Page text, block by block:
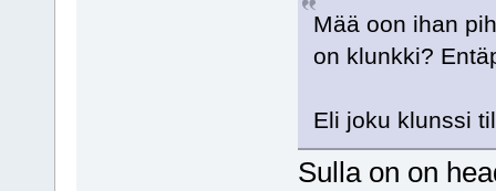
Mää oon ihan
on klunkki?
Eli joku klunssi
Sulla on on